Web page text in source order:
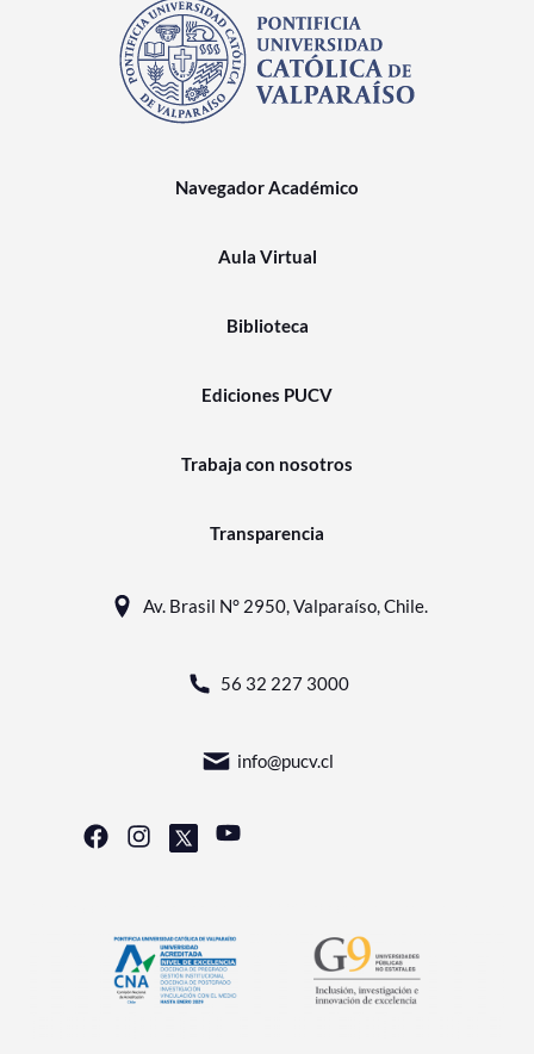
Navegador Académico
Aula Virtual
Biblioteca
Ediciones PUCV
Trabaja con nosotros
Transparencia
Av. Brasil N° 2950, Valparaíso, Chile.
56 32 227 3000
info@pucv.cl